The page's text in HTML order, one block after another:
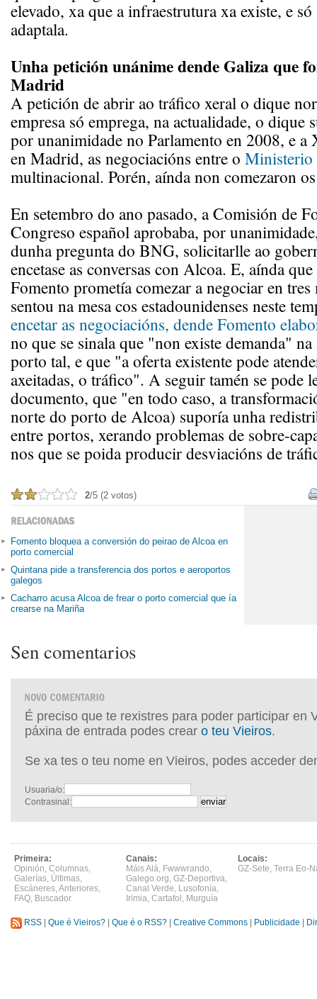
elevado, xa que a infraestrutura xa existe, e
adaptala.
Unha petición unánime dende Galiza que
Madrid
A petición de abrir ao tráfico xeral o dique
empresa só emprega, na actualidade, o dique
por unanimidade no Parlamento en 2008, e a
en Madrid, as negociacións entre o Ministerio
multinacional. Porén, aínda non comezaron
En setembro do ano pasado, a Comisión de
Congreso español aprobaba, por
dunha pregunta do BNG, solicitarlle ao
encetase as conversas con Alcoa. E, aínda
Fomento prometía comezar a negociar en tres
sentou na mesa cos estadounidenses neste
encetar as negociacións, dende Fomento
no que se sinala que "non existe demanda"
porto tal, e que "a oferta existente pode
axeitadas, o tráfico". A seguir tamén se pode
documento, que "en todo caso, a
norte do porto de Alcoa) suporía unha
entre portos, xerando problemas de sobre-
nos que se poida producir desviacións de
2/5 (2 votos)
Fomento bloquea a conversión do peirao de Alcoa en
porto comercial
Quintana pide a transferencia dos portos e aeroportos
galegos
Cacharro acusa Alcoa de frear o porto comercial que ía
crearse na Mariña
Sen comentarios
É preciso que te rexistres para poder participar en
páxina de entrada podes crear o teu Vieiros.
Se xa tes o teu nome en Vieiros, podes acceder
Usuaria/o:
Contrasinal:
Primeira:
Opinión, Columnas,
Galerías, Últimas,
Escáneres,Anteriores,
FAQ, Buscador
Canais:
Máis Alá, Fwwwrando,
Galego.org, GZ-Deportiva,
Canal Verde, Lusofonía,
Irimia, Cartafol , Murguía
Locais:
GZ-Sete, Terra Eo-
RSS Que é Vieiros? Que é o RSS? Creative Commons Publicidade